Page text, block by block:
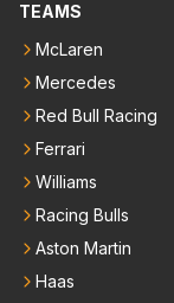
TEAMS
McLaren
Mercedes
Red Bull Racing
Ferrari
Williams
Racing Bulls
Aston Martin
Haas